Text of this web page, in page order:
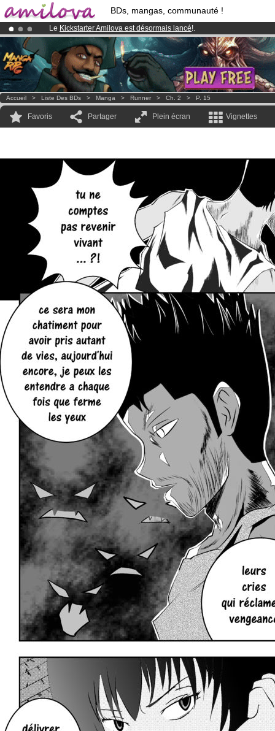
BDs, mangas, communauté !
Le Kickstarter Amilova est désormais lancé!.
Déjà 100000membreset 1000BDs & Mangas!
Abonnement premium: à partir de
3.95 eurospar mois !Clique ici
Accueil > Liste Des BDs > Manga > Runner > Ch. 2 > P. 15
Favoris Partager Plein écran Vignettes